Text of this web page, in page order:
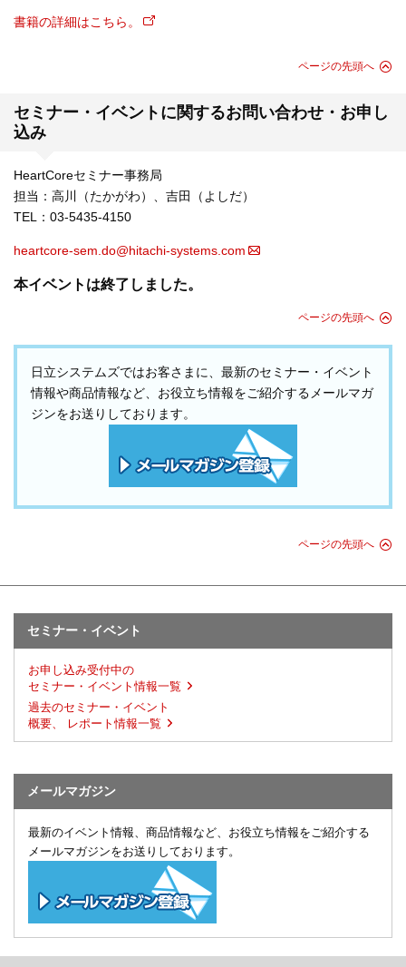
書籍の詳細はこちら。
ページの先頭へ
セミナー・イベントに関するお問い合わせ・お申し
込み
HeartCoreセミナー事務局
担当：高川（たかがわ）、吉田（よしだ）
TEL：03-5435-4150
heartcore-sem.do@hitachi-systems.com
本イベントは終了しました。
ページの先頭へ
日立システムズではお客さまに、最新のセミナー・イベント
情報や商品情報など、お役立ち情報をご紹介するメールマガ
ジンをお送りしております。
ページの先頭へ
セミナー・イベント
お申し込み受付中の
セミナー・イベント情報一覧
過去のセミナー・イベント
概要、 レポート情報一覧
メールマガジン
最新のイベント情報、商品情報など、お役立ち情報をご紹介する
メールマガジンをお送りしております。